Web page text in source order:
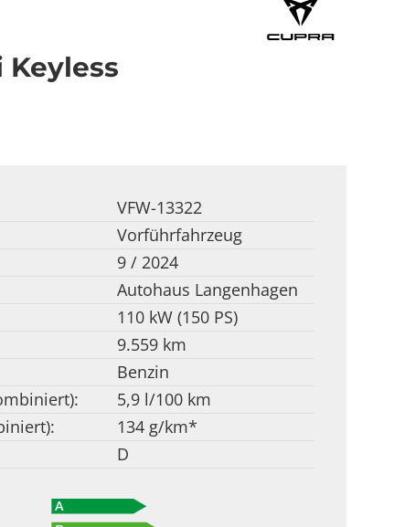
Keyless
VFW-13322
Vorführfahrzeug
9 / 2024
Autohaus Langenhagen
110 kW (150 PS)
9.559 km
Benzin
5,9 l/100 km
134 g/km*
D